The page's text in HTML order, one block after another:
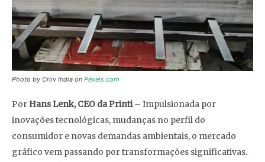
Photo by Criiv India on Pexels.com
Por Hans Lenk, CEO da Printi– Impulsionada por
inovações tecnológicas, mudanças no perfil do
consumidor e novas demandas ambientais, o mercado
gráfico vem passando por transformações significativas.